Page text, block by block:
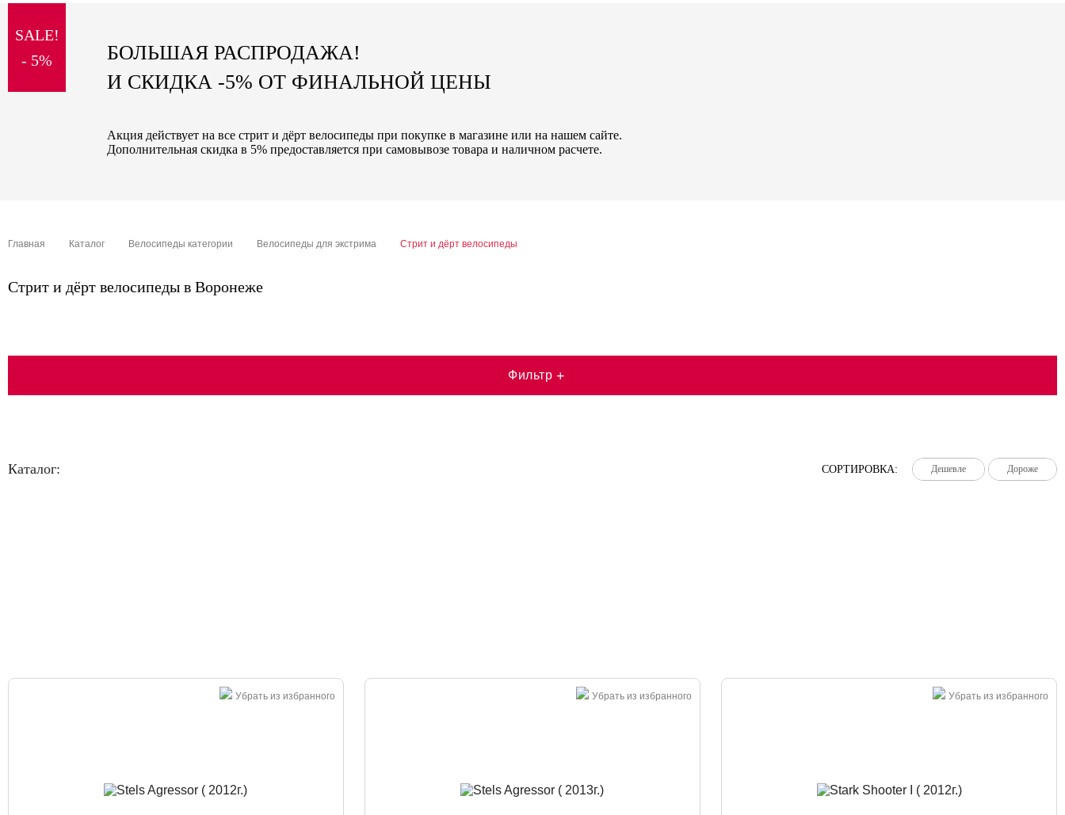
special price
SALE!
- 5%
БОЛЬШАЯ РАСПРОДАЖА!
И СКИДКА -5% ОТ ФИНАЛЬНОЙ ЦЕНЫ
Акция действует на все стрит и дёрт велосипеды при покупке в магазине или на нашем сайте.
Дополнительная скидка в 5% предоставляется при самовывозе товара и наличном расчете.
Главная Каталог Велосипеды категории Велосипеды для экстрима Стрит и дёрт велосипеды
Стрит и дёрт велосипеды в Воронеже
Фильтр +
Каталог: СОРТИРОВКА: Дешевле
Дешевле
Дешевле Дороже
Дороже
Дороже
Убрать из избранного Убрать из избранного Убрать из избранного